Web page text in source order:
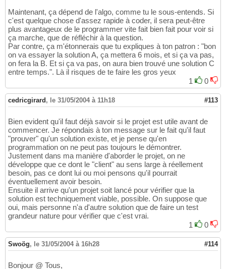
Maintenant, ça dépend de l'algo, comme tu le sous-entends. Si
c'est quelque chose d'assez rapide à coder, il sera peut-être
plus avantageux de le programmer vite fait bien fait pour voir si
ça marche, que de réfléchir à la question.
Par contre, ça m'étonnerais que tu expliques à ton patron : "bon
on va essayer la solution A, ça mettera 6 mois, et si ça va pas,
on fera la B. Et si ça va pas, on aura bien trouvé une solution C
entre temps.". Là il risques de te faire les gros yeux
1
0
cedricgirard , le 31/05/2004 à 11h18 #113
Bien evident qu'il faut déjà savoir si le projet est utile avant de
commencer. Je répondais à ton message sur le fait qu'il faut
"prouver" qu'un solution existe, et je pense qu'en
programmation on ne peut pas toujours le démontrer.
Justement dans ma manière d'aborder le projet, on ne
développe que ce dont le "client" au sens large à réellement
besoin, pas ce dont lui ou moi pensons qu'il pourrait
éventuellement avoir besoin.
Ensuite il arrive qu'un projet soit lancé pour vérifier que la
solution est techniquement viable, possible. On suppose que
oui, mais personne n'a d'autre solution que de faire un test
grandeur nature pour vérifier que c'est vrai.
1
0
Swoög, le 31/05/2004 à 16h28 #114
Bonjour @ Tous,